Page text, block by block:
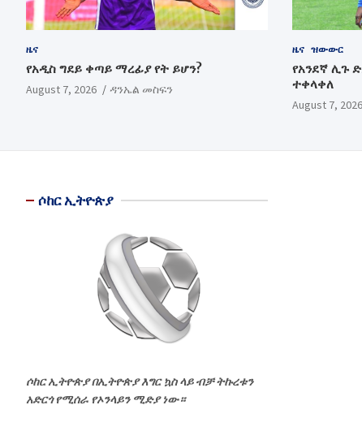
ዜና
የአዲስ ግደይ ቀጣይ ማረፊያ የት ይሆን?
August 7, 2026 ዳንኤል መስፍን
ዜና ዝውውር
የአንደኛ ሊጉ
ተቀላቀለ
August 7, 2026
ሶከር ኢትዮጵያ
ሶከር ኢትዮጵያ በኢትዮጵያ እግር ኳስ ላይ ብቻ ትኩረቱን
አድርጎ የሚሰራ የኦንላይን ሚድያ ነው።